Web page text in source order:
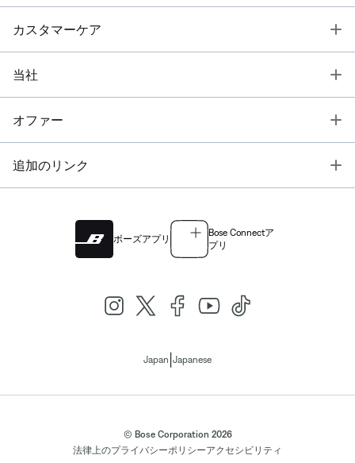
カスタマーケア
当社
オファー
追加のリンク
ボーズアプリ
Bose Connectア
プリ
Japan Japanese
© Bose Corporation 2026
法律上のプライバシーポリシーアクセシビリティ